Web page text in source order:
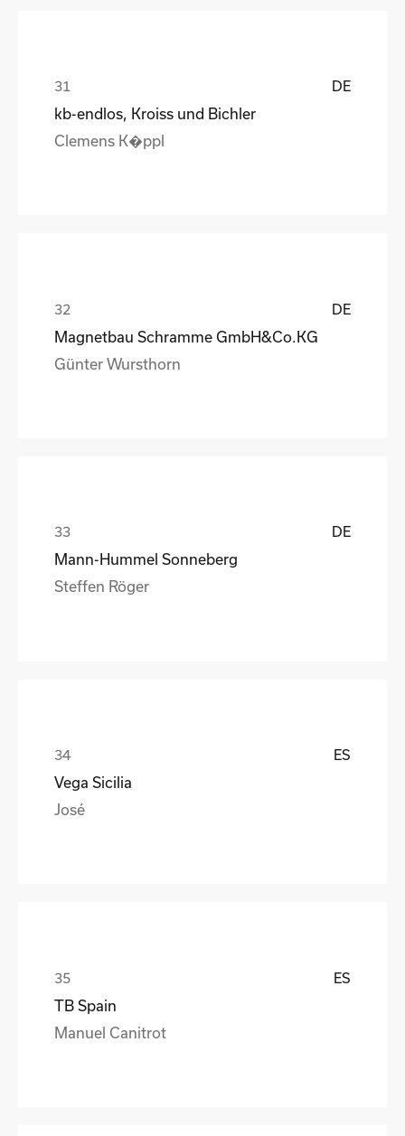
DE
kb-endlos, Kroiss und Bichler
Clemens K�ppl
DE
Magnetbau Schramme GmbH&Co.KG
Günter Wursthorn
DE
Mann-Hummel Sonneberg
Steffen Röger
ES
Vega Sicilia
José
ES
TB Spain
Manuel Canitrot